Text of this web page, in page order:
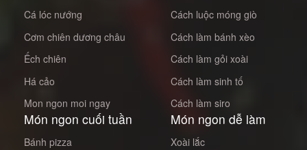
Cá lóc nướng
Cơm chiên dương châu
Ếch chiên
Há cảo
Mon ngon moi ngay
Cách luộc móng giò
Cách làm bánh xèo
Cách làm gỏi xoài
Cách làm sinh tố
Cách làm siro
Món ngon cuối tuần
Bánh pizza
Món ngon dễ làm
Xoài lắc